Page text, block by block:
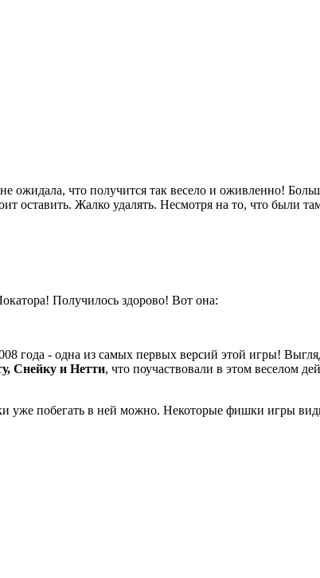
что получится так весело и оживленно!
оставить. Жалко удалять. Несмотря на то, что были
Получилось здорово! Вот она:
года - одна из самых первых версий этой игры!
Снейку и Нетти, что поучаствовали в этом веселом
уже побегать в ней можно. Некоторые фишки игры